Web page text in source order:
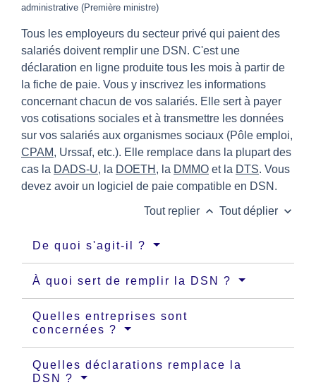
administrative (Première ministre)
Tous les employeurs du secteur privé qui paient des
salariés doivent remplir une DSN. C'est une
déclaration en ligne produite tous les mois à partir de
la fiche de paie. Vous y inscrivez les informations
concernant chacun de vos salariés. Elle sert à payer
vos cotisations sociales et à transmettre les données
sur vos salariés aux organismes sociaux (Pôle emploi,
CPAM, Urssaf, etc.). Elle remplace dans la plupart des
cas la DADS-U, la DOETH , la DMMO et la DTS. Vous
devez avoir un logiciel de paie compatible en DSN.
Tout replier keyboard_arrow_up Tout déplier keyboard_arrow_down
De quoi s'agit-il ?
À quoi sert de remplir la DSN ?
Quelles entreprises sont
concernées ?
Quelles déclarations remplace la
DSN ?